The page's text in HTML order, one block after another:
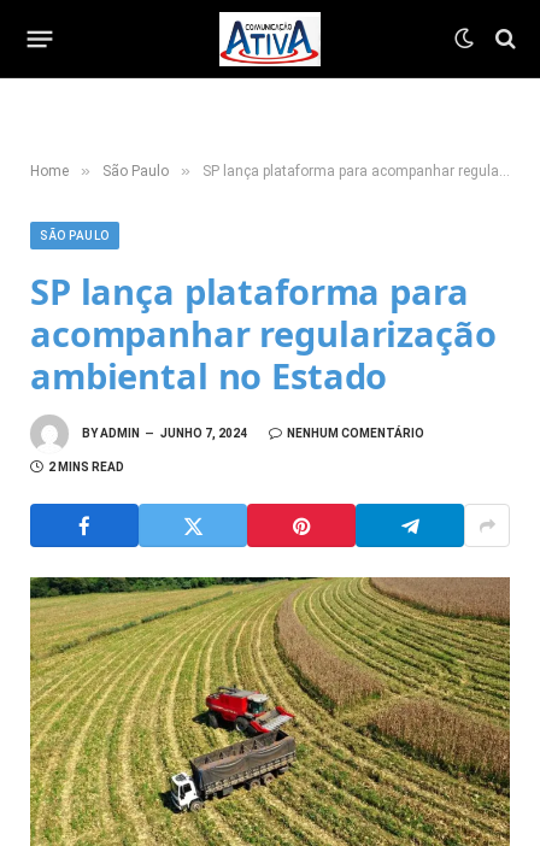
Home » São Paulo » SP lança plataforma para acompanhar regularização ambiental no Estado
SÃO PAULO
SP lança plataforma para
acompanhar regularização
ambiental no Estado
BYADMIN JUNHO 7, 2024 NENHUM COMENTÁRIO
2 MINS READ